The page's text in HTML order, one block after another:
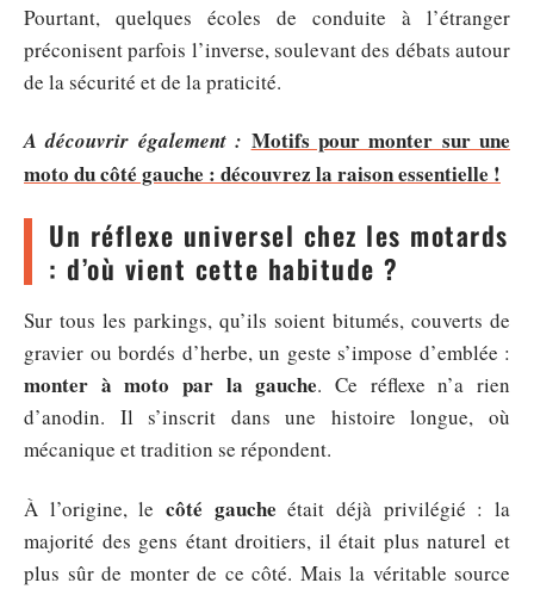
Pourtant, quelques écoles de conduite à l’étranger
préconisent parfois l’inverse, soulevant des débats autour
de la sécurité et de la praticité.
A découvrir également : Motifs pour monter sur une
moto du côté gauche : découvrez la raison essentielle !
Un réflexe universel chez les motards
: d’où vient cette habitude ?
Sur tous les parkings, qu’ils soient bitumés, couverts de
gravier ou bordés d’herbe, un geste s’impose d’emblée :
monter à moto par la gauche. Ce réflexe n’a rien
d’anodin. Il s’inscrit dans une histoire longue, où
mécanique et tradition se répondent.
À l’origine, le côté gauche était déjà privilégié : la
majorité des gens étant droitiers, il était plus naturel et
plus sûr de monter de ce côté. Mais la véritable source